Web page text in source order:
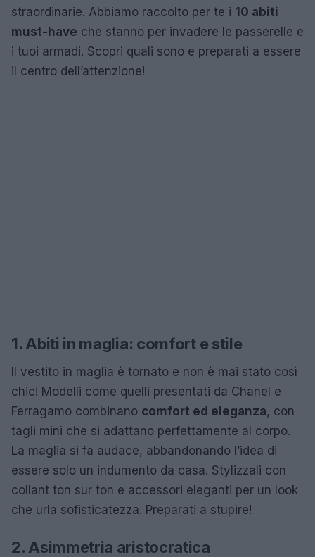
straordinarie. Abbiamo raccolto per te i 10 abiti
must-have che stanno per invadere le passerelle e
i tuoi armadi. Scopri quali sono e preparati a essere
il centro dell’attenzione!
1. Abiti in maglia: comfort e stile
Il vestito in maglia è tornato e non è mai stato così
chic! Modelli come quelli presentati da Chanel e
Ferragamo combinano comfort ed eleganza, con
tagli mini che si adattano perfettamente al corpo.
La maglia si fa audace, abbandonando l’idea di
essere solo un indumento da casa. Stylizzali con
collant ton sur ton e accessori eleganti per un look
che urla sofisticatezza. Preparati a stupire!
2. Asimmetria aristocratica